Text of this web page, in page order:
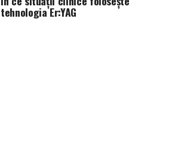
tehnologia Er:YAG